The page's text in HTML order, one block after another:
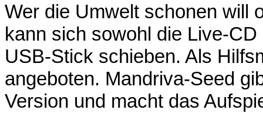
Wer die Umwelt schonen will
kann sich sowohl die Live-
USB-Stick schieben. Als
angeboten. Mandriva-Seed
Version und macht das